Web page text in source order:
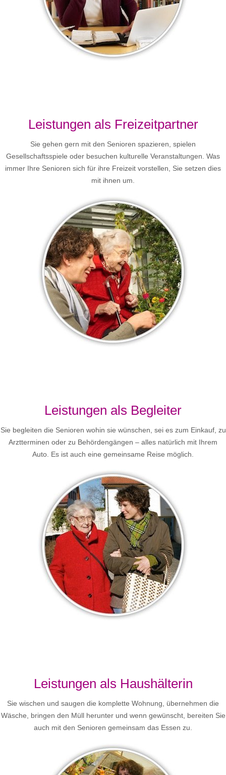
Leistungen als Freizeitpartner
Sie gehen gern mit den Senioren spazieren, spielen
Gesellschaftsspiele oder besuchen kulturelle Veranstaltungen. Was
immer Ihre Senioren sich für ihre Freizeit vorstellen, Sie setzen dies
mit ihnen um.
Leistungen als Begleiter
Sie begleiten die Senioren wohin sie wünschen, sei es zum Einkauf, zu
Arztterminen oder zu Behördengängen – alles natürlich mit Ihrem
Auto. Es ist auch eine gemeinsame Reise möglich.
Leistungen als Haushälterin
Sie wischen und saugen die komplette Wohnung, übernehmen die
Wäsche, bringen den Müll herunter und wenn gewünscht, bereiten Sie
auch mit den Senioren gemeinsam das Essen zu.